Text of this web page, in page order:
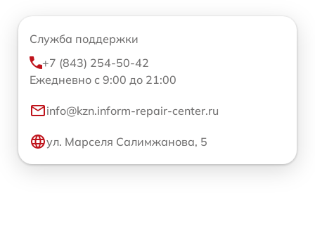
Служба поддержки
+7 (843) 254-50-42
Ежедневно с 9:00 до 21:00
info@kzn.inform-repair-center.ru
ул. Марселя Салимжанова, 5